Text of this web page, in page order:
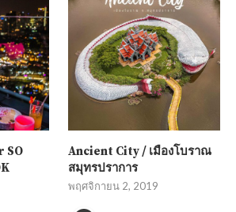
SO
Ancient City / เมืองโบราณ
สมุทรปราการ
พฤศจิกายน 2, 2019